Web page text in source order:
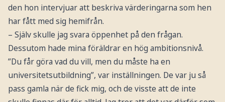
den hon intervjuar att beskriva värderingarna som hen
har fått med sig hemifrån.
– Själv skulle jag svara öppenhet på den frågan.
Dessutom hade mina föräldrar en hög ambitionsnivå.
”Du får göra vad du vill, men du måste ha en
universitetsutbildning”, var inställningen. De var ju så
pass gamla när de fick mig, och de visste att de inte